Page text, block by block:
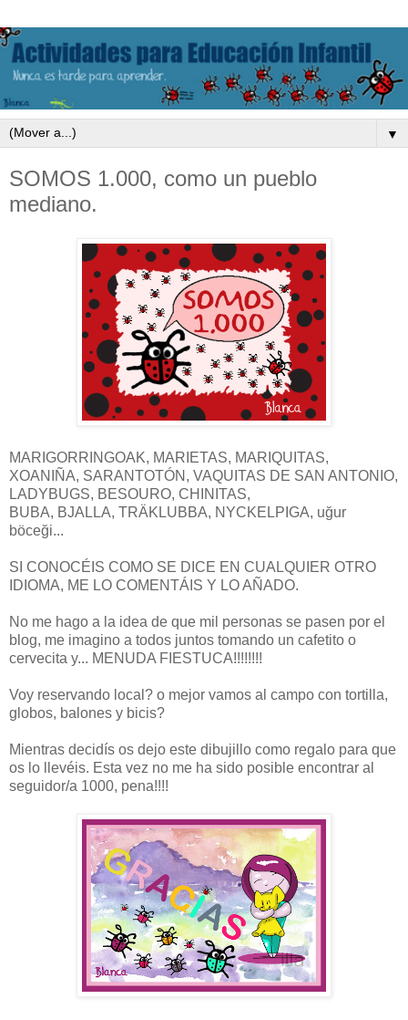
▼
SOMOS 1.000, como un pueblo
mediano.
MARIGORRINGOAK, MARIETAS, MARIQUITAS,
XOANIÑA, SARANTOTÓN, VAQUITAS DE SAN ANTONIO,
LADYBUGS, BESOURO, CHINITAS,
BUBA, BJALLA, TRÄKLUBBA, NYCKELPIGA, uğur
böceği...
SI CONOCÉIS COMO SE DICE EN CUALQUIER OTRO
IDIOMA, ME LO COMENTÁIS Y LO AÑADO.
No me hago a la idea de que mil personas se pasen por el
blog, me imagino a todos juntos tomando un cafetito o
cervecita y... MENUDA FIESTUCA!!!!!!!!
Voy reservando local? o mejor vamos al campo con tortilla,
globos, balones y bicis?
Mientras decidís os dejo este dibujillo como regalo para que
os lo llevéis. Esta vez no me ha sido posible encontrar al
seguidor/a 1000, pena!!!!